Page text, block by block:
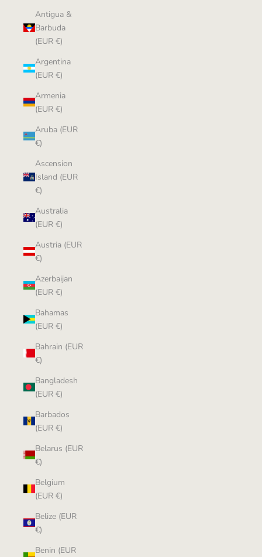
Antigua &
Barbuda
(EUR €)
Argentina
(EUR €)
Armenia
(EUR €)
Aruba (EUR
€)
Ascension
Island (EUR
€)
Australia
(EUR €)
Austria (EUR
€)
Azerbaijan
(EUR €)
Bahamas
(EUR €)
Bahrain (EUR
€)
Bangladesh
(EUR €)
Barbados
(EUR €)
Belarus (EUR
€)
Belgium
(EUR €)
Belize (EUR
€)
Benin (EUR